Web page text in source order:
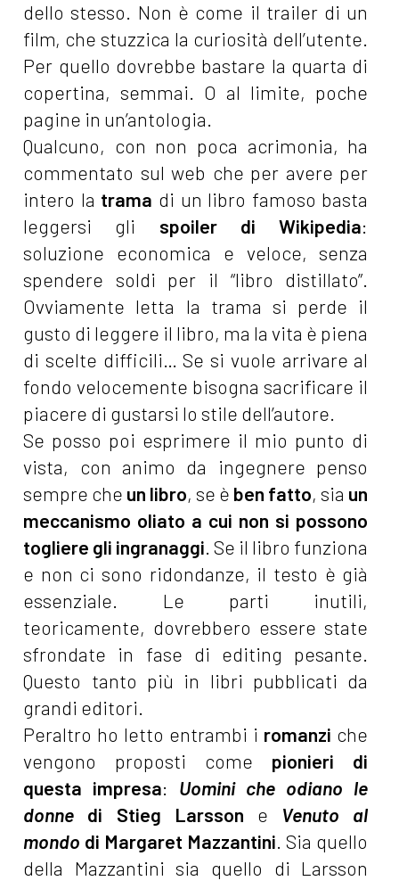
dello stesso. Non è come il trailer di un
film, che stuzzica la curiosità dell’utente.
Per quello dovrebbe bastare la quarta di
copertina, semmai. O al limite, poche
pagine in un’antologia.
Qualcuno, con non poca acrimonia, ha
commentato sul web che per avere per
intero la trama di un libro famoso basta
leggersi gli spoiler di Wikipedia:
soluzione economica e veloce, senza
spendere soldi per il “libro distillato”.
Ovviamente letta la trama si perde il
gusto di leggere il libro, ma la vita è piena
di scelte difficili… Se si vuole arrivare al
fondo velocemente bisogna sacrificare il
piacere di gustarsi lo stile dell’autore.
Se posso poi esprimere il mio punto di
vista, con animo da ingegnere penso
sempre che un libro, se è ben fatto, sia un
meccanismo oliato a cui non si possono
togliere gli ingranaggi. Se il libro funziona
e non ci sono ridondanze, il testo è già
essenziale. Le parti inutili,
teoricamente, dovrebbero essere state
sfrondate in fase di editing pesante.
Questo tanto più in libri pubblicati da
grandi editori.
Peraltro ho letto entrambi i romanzi che
vengono proposti come pionieri di
questa impresa: Uomini che odiano le
donne
di Stieg Larsson e Venuto al
mondo di Margaret Mazzantini. Sia quello
della Mazzantini sia quello di Larsson